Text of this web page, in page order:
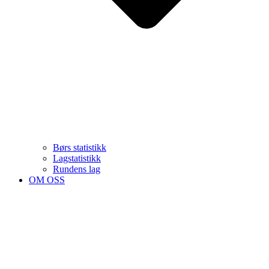
Børs statistikk
Lagstatistikk
Rundens lag
OM OSS